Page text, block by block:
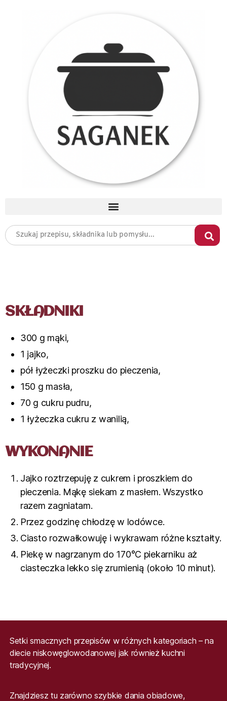
SKŁADNIKI
300 g mąki,
1 jajko,
pół łyżeczki proszku do pieczenia,
150 g masła,
70 g cukru pudru,
1 łyżeczka cukru z wanilią,
WYKONANIE
Jajko roztrzepuję z cukrem i proszkiem do
pieczenia. Mąkę siekam z masłem. Wszystko
razem zagniatam.
Przez godzinę chłodzę w lodówce.
Ciasto rozwałkowuję i wykrawam różne kształty.
Piekę w nagrzanym do 170°C piekarniku aż
ciasteczka lekko się zrumienią (około 10 minut).
Setki smacznych przepisów w różnych kategoriach – na
diecie niskowęglowodanowej jak również kuchni
tradycyjnej.
Znajdziesz tu zarówno szybkie dania obiadowe,